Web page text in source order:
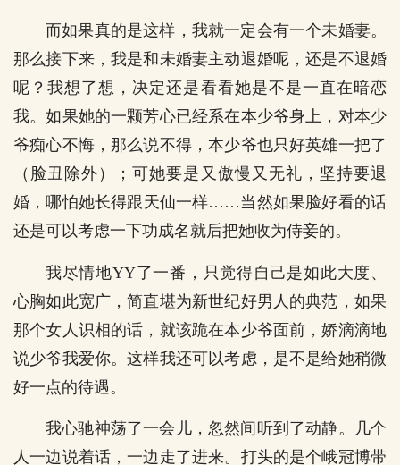
而如果真的是这样，我就一定会有一个未婚妻。
那么接下来，我是和未婚妻主动退婚呢，还是不退婚
呢？我想了想，决定还是看看她是不是一直在暗恋
我。如果她的一颗芳心已经系在本少爷身上，对本少
爷痴心不悔，那么说不得，本少爷也只好英雄一把了
（脸丑除外）；可她要是又傲慢又无礼，坚持要退
婚，哪怕她长得跟天仙一样……当然如果脸好看的话
还是可以考虑一下功成名就后把她收为侍妾的。
我尽情地YY了一番，只觉得自己是如此大度、
心胸如此宽广，简直堪为新世纪好男人的典范，如果
那个女人识相的话，就该跪在本少爷面前，娇滴滴地
说少爷我爱你。这样我还可以考虑，是不是给她稍微
好一点的待遇。
我心驰神荡了一会儿，忽然间听到了动静。几个
人一边说着话，一边走了进来。打头的是个峨冠博带